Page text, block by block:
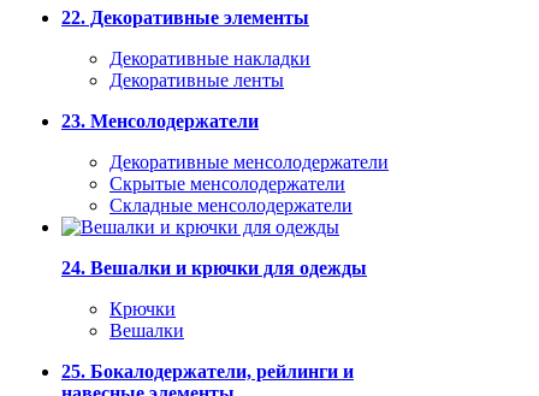
22. Декоративные элементы
Декоративные накладки
Декоративные ленты
23. Менсолодержатели
Декоративные менсолодержатели
Скрытые менсолодержатели
Складные менсолодержатели
24. Вешалки и крючки для одежды
Крючки
Вешалки
25. Бокалодержатели, рейлинги и